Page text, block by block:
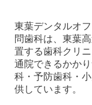
東葉デンタルオ
問歯科は、東葉
置する歯科クリ
通院できるかか
科・予防歯科・
供しています。